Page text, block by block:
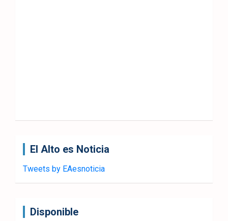
El Alto es Noticia
Tweets by EAesnoticia
Disponible